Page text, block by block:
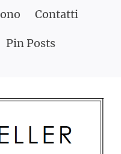
Contatti
Pin Posts